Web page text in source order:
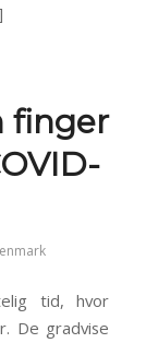
finger
tid, hvor
De gradvise